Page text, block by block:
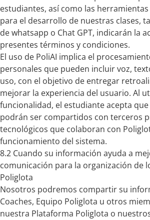
estudiantes, así como las
para el desarrollo de nuestras clases,
de whatsapp o Chat GPT, indicarán la
presentes términos y condiciones.
El uso de PoliAI implica el
personales que pueden incluir voz,
uso, con el objetivo de entregar
mejorar la experiencia del usuario. Al
funcionalidad, el estudiante acepta
podrán ser compartidos con terceros
tecnológicos que colaboran con
funcionamiento del sistema.
8.2 Cuando su información ayuda a
comunicación para la organización de
Poliglota
Nosotros podremos compartir su
Coaches, Equipo Poliglota u otros
nuestra Plataforma Poliglota o